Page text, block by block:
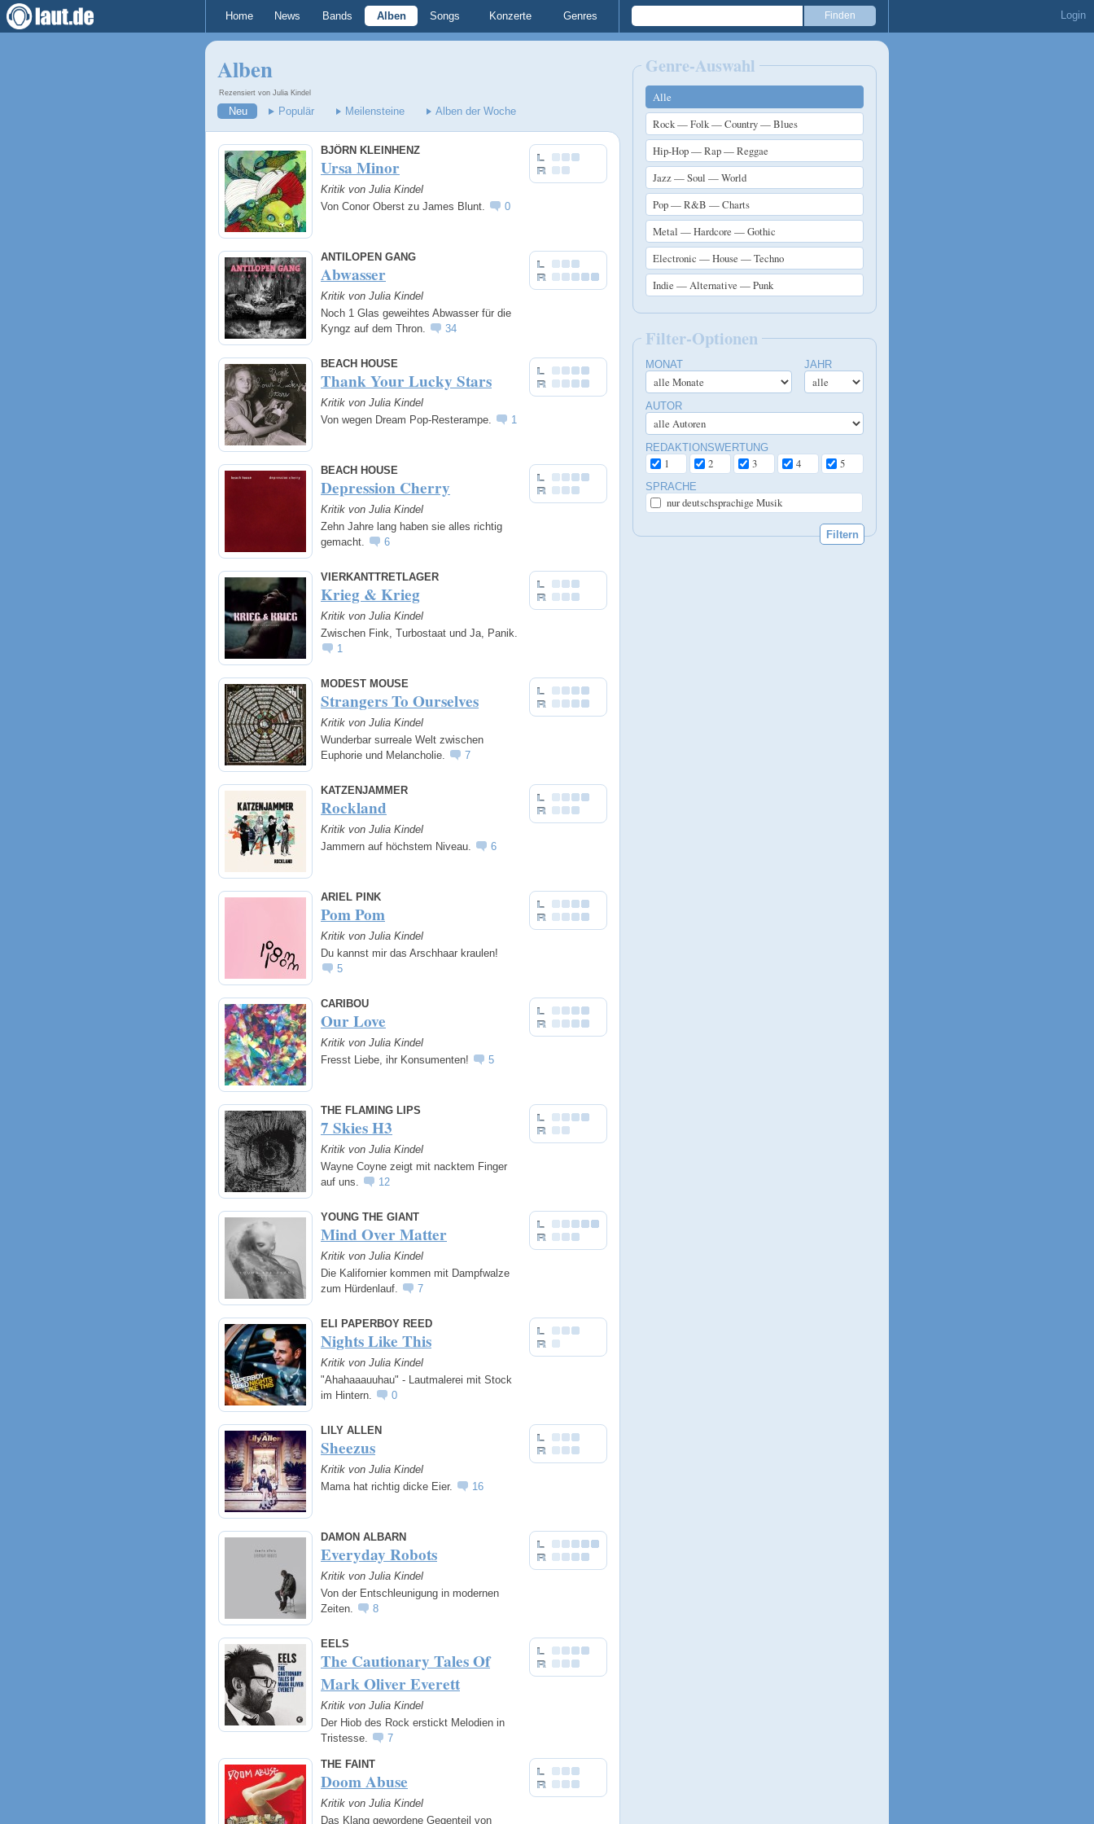
Home News Bands Alben Songs Konzerte Genres Login
Alben
Rezensiert von Julia Kindel
Neu Populär Meilensteine Alben der Woche
BJÖRN KLEINHENZ
Ursa Minor
Kritik von Julia Kindel
Von Conor Oberst zu James Blunt.
0
ANTILOPEN GANG
Abwasser
Kritik von Julia Kindel
Noch 1 Glas geweihtes Abwasser für die
Kyngz auf dem Thron.
34
BEACH HOUSE
Thank Your Lucky Stars
Kritik von Julia Kindel
Von wegen Dream Pop-Resterampe.
1
BEACH HOUSE
Depression Cherry
Kritik von Julia Kindel
Zehn Jahre lang haben sie alles richtig
gemacht.
6
VIERKANTTRETLAGER
Krieg & Krieg
Kritik von Julia Kindel
Zwischen Fink, Turbostaat und Ja, Panik.
1
MODEST MOUSE
Strangers To Ourselves
Kritik von Julia Kindel
Wunderbar surreale Welt zwischen
Euphorie und Melancholie.
7
KATZENJAMMER
Rockland
Kritik von Julia Kindel
Jammern auf höchstem Niveau.
6
ARIEL PINK
Pom Pom
Kritik von Julia Kindel
Du kannst mir das Arschhaar kraulen!
5
CARIBOU
Our Love
Kritik von Julia Kindel
Fresst Liebe, ihr Konsumenten!
5
THE FLAMING LIPS
7 Skies H3
Kritik von Julia Kindel
Wayne Coyne zeigt mit nacktem Finger
auf uns.
12
YOUNG THE GIANT
Mind Over Matter
Kritik von Julia Kindel
Die Kalifornier kommen mit Dampfwalze
zum Hürdenlauf.
7
ELI PAPERBOY REED
Nights Like This
Kritik von Julia Kindel
"Ahahaaauuhau" - Lautmalerei mit Stock
im Hintern.
0
LILY ALLEN
Sheezus
Kritik von Julia Kindel
Mama hat richtig dicke Eier.
16
DAMON ALBARN
Everyday Robots
Kritik von Julia Kindel
Von der Entschleunigung in modernen
Zeiten.
8
EELS
The Cautionary Tales Of
Mark Oliver Everett
Kritik von Julia Kindel
Der Hiob des Rock erstickt Melodien in
Tristesse.
7
THE FAINT
Doom Abuse
Kritik von Julia Kindel
Das Klang gewordene Gegenteil von
Genre-Auswahl
Alle
Rock — Folk — Country — Blues
Hip-Hop — Rap — Reggae
Jazz — Soul — World
Pop — R&B — Charts
Metal — Hardcore — Gothic
Electronic — House — Techno
Indie — Alternative — Punk
Filter-Optionen
MONAT JAHR
AUTOR
REDAKTIONSWERTUNG
1 2 3 4 5
SPRACHE
nur deutschsprachige Musik